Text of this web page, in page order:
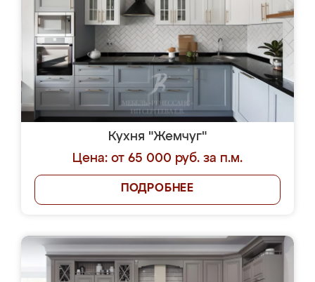
Кухня "Жемчуг"
Цена: от 65 000 руб. за п.м.
ПОДРОБНЕЕ